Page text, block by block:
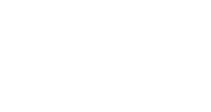
et d'autres pays européens
de prix et d'équipement
les offres permet souvent
mieux équipés ou moins
Gradignan